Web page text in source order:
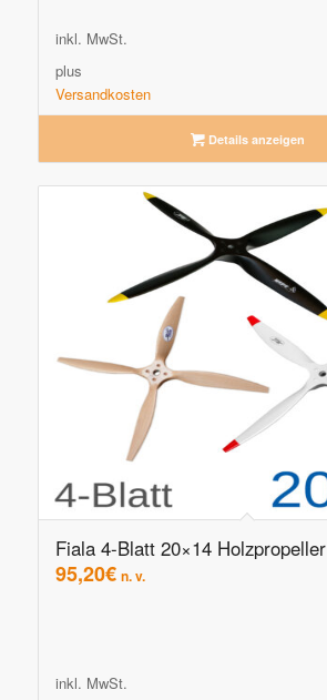
inkl. MwSt.
plus
Versandkosten
Details anzeigen
Fiala 4-Blatt 20×14 Holzpropeller
95,20€ n. v.
inkl. MwSt.